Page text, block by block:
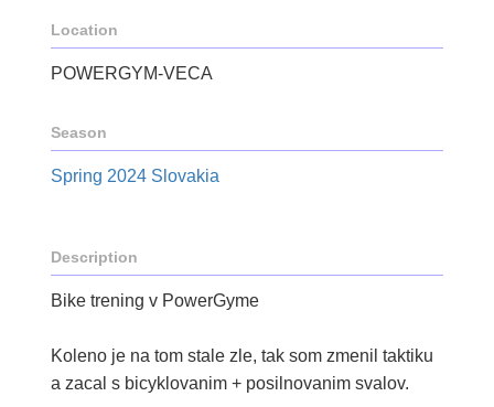
Location
POWERGYM-VECA
Season
Spring 2024 Slovakia
Description
Bike trening v PowerGyme
Koleno je na tom stale zle, tak som zmenil taktiku
a zacal s bicyklovanim + posilnovanim svalov.